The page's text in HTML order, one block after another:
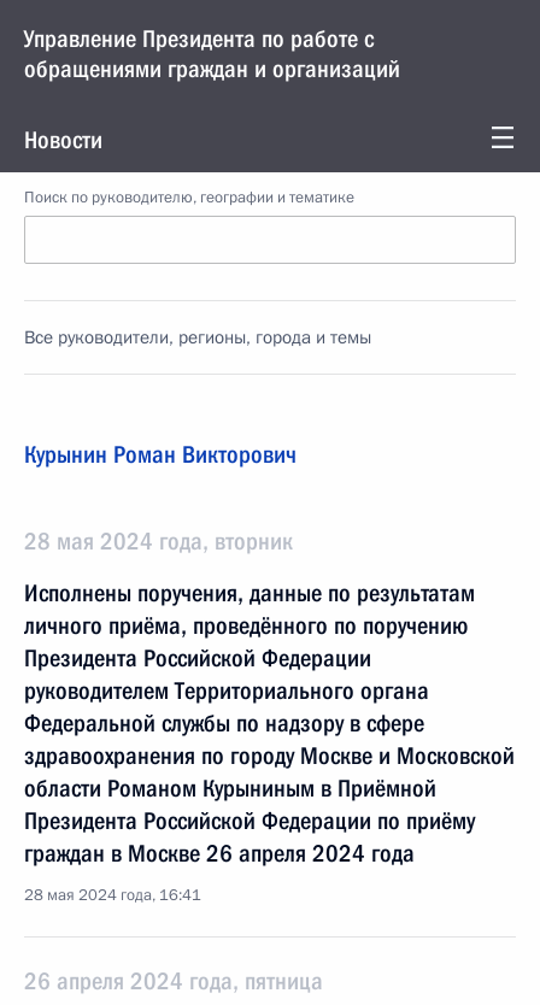
Управление Президента по работе с
обращениями граждан и организаций
Новости
Поиск по руководителю, географии и тематике
Все руководители, регионы, города и темы
Курынин Роман Викторович
28 мая 2024 года, вторник
Исполнены поручения, данные по результатам
личного приёма, проведённого по поручению
Президента Российской Федерации
руководителем Территориального органа
Федеральной службы по надзору в сфере
здравоохранения по городу Москве и Московской
области Романом Курыниным в Приёмной
Президента Российской Федерации по приёму
граждан в Москве 26 апреля 2024 года
28 мая 2024 года, 16:41
26 апреля 2024 года, пятница